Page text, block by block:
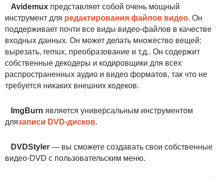
Avidemux представляет собой очень мощный
инструмент для редактирования файлов видео. Он
поддерживает почти все виды видео-файлов в качестве
входных данных. Он может делать множество вещей:
вырезать, remux, преобразование и т.д.. Он содержит
собственные декодеры и кодировщики для всех
распространенных аудио и видео форматов, так что не
требуется никаких внешних кодеков.
ImgBurn является универсальным инструментом
длязаписи DVD-дисков.
DVDStyler — вы сможете создавать свои собственные
видео-DVD с пользовательским меню.